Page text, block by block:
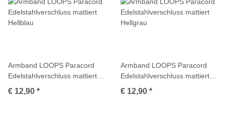
Armband LOOPS Paracord
Edelstahlverschluss mattiert
Hellblau
€ 12,90 *
Armband LOOPS Paracord
Edelstahlverschluss mattiert
Hellgrau
€ 12,90 *